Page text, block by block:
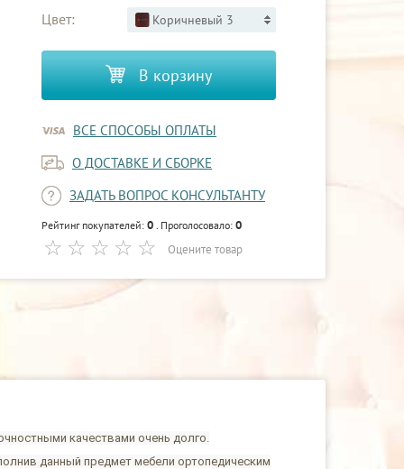
Цвет:
Коричневый 3
В корзину
ВСЕ СПОСОБЫ ОПЛАТЫ
О ДОСТАВКЕ И СБОРКЕ
ЗАДАТЬ ВОПРОС КОНСУЛЬТАНТУ
Рейтинг покупателей: 0 . Проголосовало: 0
Оцените товар
качествами очень долго.
данный предмет мебели ортопедическим